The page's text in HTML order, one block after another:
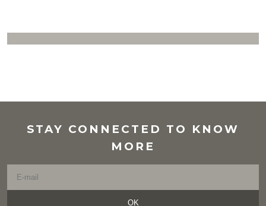
STAY CONNECTED TO KNOW
MORE
OK